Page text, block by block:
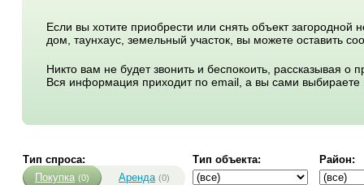
Если вы хотите приобрести или снять объект загородной
дом, таунхаус, земельный участок, вы можете оставить
Никто вам не будет звонить и беспокоить, рассказывая о
Вся информация приходит по email, а вы сами выбираете
Тип спроса:
Покупка (0) Аренда (0)
Тип объекта: Район: